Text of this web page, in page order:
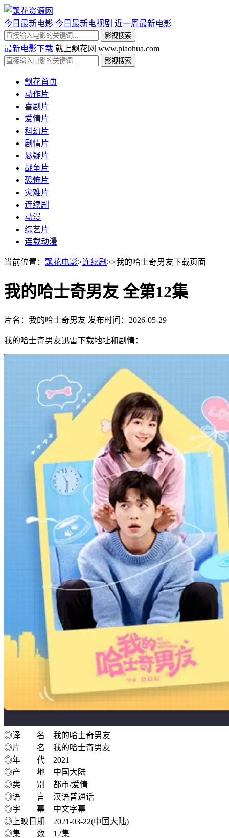
今日最新电影 今日最新电视剧 近一周最新电影
最新电影下载 就上飘花网 www.piaohua.com
飘花首页
动作片
喜剧片
爱情片
科幻片
剧情片
悬疑片
战争片
恐怖片
灾难片
连续剧
动漫
综艺片
连载动漫
当前位置： 飘花电影>连续剧 >>我的哈士奇男友下载页面
我的哈士奇男友 全第12集
片名：我的哈士奇男友 发布时间：2026-05-29
我的哈士奇男友迅雷下载地址和剧情：
​​​​​​◎译 名 我的哈士奇男友
◎片 名 我的哈士奇男友
◎年 代 2021
◎产 地 中国大陆
◎类 别 都市/爱情
◎语 言 汉语普通话
◎字 幕 中文字幕
◎上映日期 2021-03-22(中国大陆)
◎集 数 12集